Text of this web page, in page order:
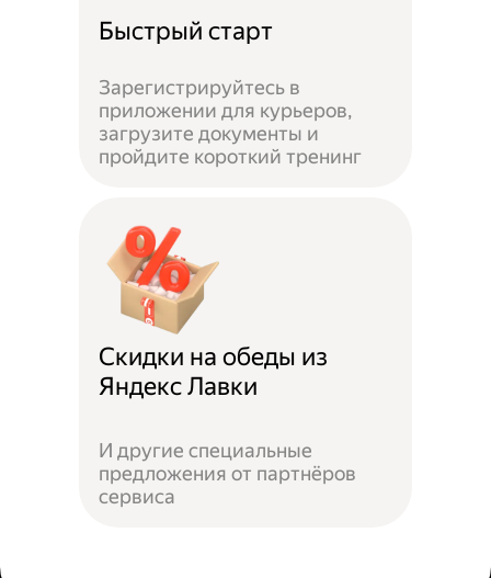
Быстрый старт
Зарегистрируйтесь в
приложении для курьеров,
загрузите документы и
пройдите короткий тренинг
Скидки на обеды из
Яндекс Лавки
И другие специальные
предложения от партнёров
сервиса